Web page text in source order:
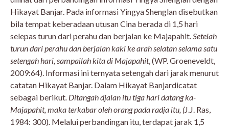
Hikayat Banjar. Pada informasi Yingya Shenglan disebutkan
bila tempat keberadaan utusan Cina berada di 1,5 hari
selepas turun dari perahu dan berjalan ke Majapahit.Setelah
turun dari perahu dan berjalan kaki ke arah selatan selama satu
setengah hari, sampailah kita di Majapahit, (WP. Groeneveldt,
2009:64). Informasi ini ternyata setengah dari jarak menurut
catatan Hikayat Banjar. Dalam Hikayat Banjardicatat
sebagai berikut. Ditangah djalan itu tiga hari datang ka-
Majapahit, maka terkabar oleh orang pada radja itu, (J.J. Ras,
1984: 300). Melalui perbandingan itu, terdapat jarak 1,5